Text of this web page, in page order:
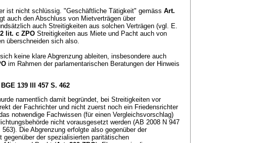
ist nicht schlüssig. "Geschäftliche Tätigkeit" gemäss Art.
auch den Abschluss von Mietverträgen über
auch Streitigkeiten aus solchen Verträgen (vgl. E.
lit. c ZPO Streitigkeiten aus Miete und Pacht auch von
überschneiden sich also.
keine klare Abgrenzung ableiten, insbesondere auch
im Rahmen der parlamentarischen Beratungen der Hinweis
BGE 139 III 457 S. 462
namentlich damit begründet, bei Streitigkeiten vor
der Fachrichter und nicht zuerst noch ein Friedensrichter
notwendige Fachwissen (für einen Vergleichsvorschlag)
nicht vorausgesetzt werden (AB 2008 N 947
563). Die Abgrenzung erfolgte also gegenüber der
der spezialisierten paritätischen